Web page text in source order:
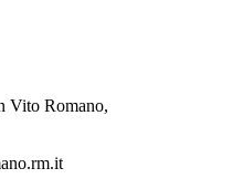
Vito Romano,